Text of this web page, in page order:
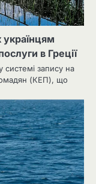
українцям
в Греції
системі запису на
(КЕП), що